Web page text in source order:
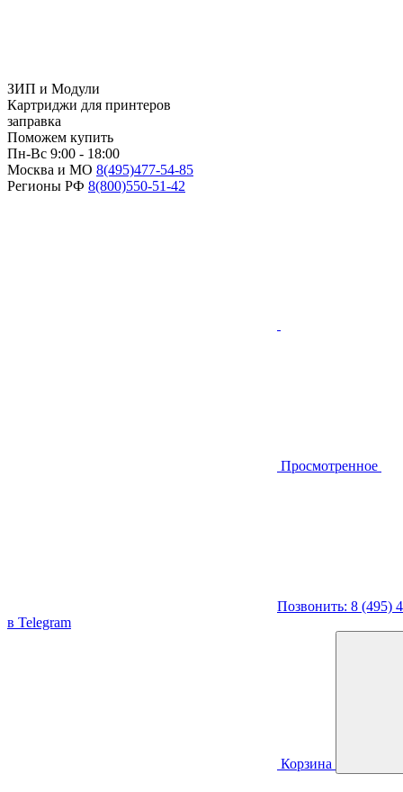
ЗИП и Модули
Картриджи для принтеров
заправка
Поможем купить
Пн-Вс 9:00 - 18:00
Москва и МО 8(495)477-54-85
Регионы РФ 8(800)550-51-42
Просмотренное
Позвонить: 8 (495)
в Telegram
Корзина